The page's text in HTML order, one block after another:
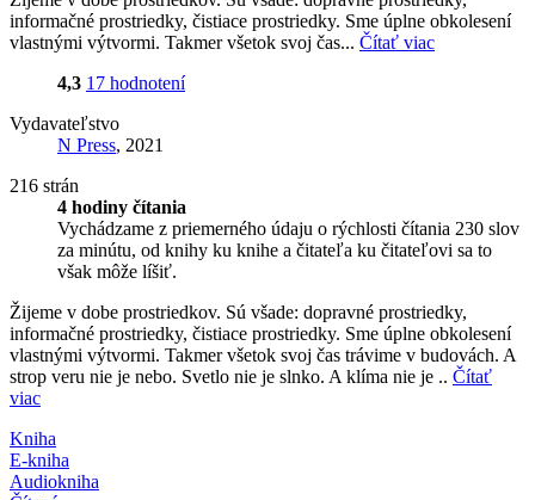
informačné prostriedky, čistiace prostriedky. Sme úplne obkolesení
vlastnými výtvormi. Takmer všetok svoj čas... Čítať viac
4,3 17 hodnotení
Vydavateľstvo
N Press, 2021
216 strán
4 hodiny čítania
Vychádzame z priemerného údaju o rýchlosti čítania 230 slov
za minútu, od knihy ku knihe a čitateľa ku čitateľovi sa to
však môže líšiť.
Žijeme v dobe prostriedkov. Sú všade: dopravné prostriedky,
informačné prostriedky, čistiace prostriedky. Sme úplne obkolesení
vlastnými výtvormi. Takmer všetok svoj čas trávime v budovách. A
strop veru nie je nebo. Svetlo nie je slnko. A klíma nie je .. Čítať
viac
Kniha
E-kniha
Audiokniha